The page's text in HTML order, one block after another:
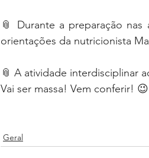
📎 Durante a preparação
orientações da nutricionista
📎 A atividade interdisciplinar
Vai ser massa! Vem conferir! 😉
Geral